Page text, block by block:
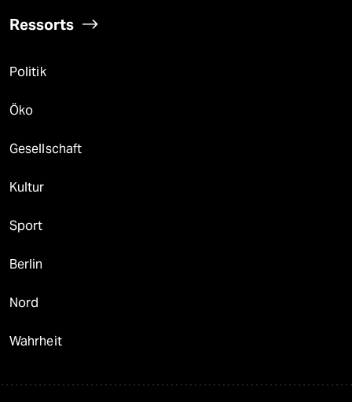
Ressorts
Politik
Öko
Gesellschaft
Kultur
Sport
Berlin
Nord
Wahrheit